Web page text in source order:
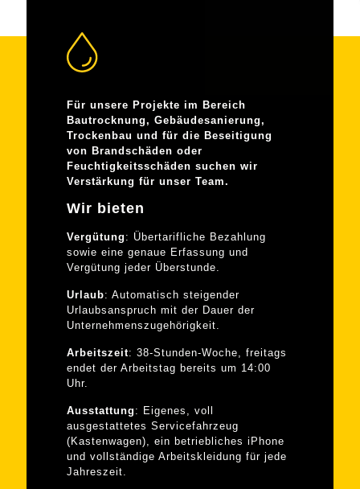
Für unsere Projekte im Bereich
Bautrocknung, Gebäudesanierung,
Trockenbau und für die Beseitigung
von Brandschäden oder
Feuchtigkeitsschäden suchen wir
Verstärkung für unser Team.
Wir bieten
Vergütung : Übertarifliche Bezahlung
sowie eine genaue Erfassung und
Vergütung jeder Überstunde.
Urlaub: Automatisch steigender
Urlaubsanspruch mit der Dauer der
Unternehmenszugehörigkeit.
Arbeitszeit: 38-Stunden-Woche, freitags
endet der Arbeitstag bereits um 14:00
Uhr.
Ausstattung : Eigenes, voll
ausgestattetes Servicefahrzeug
(Kastenwagen), ein betriebliches iPhone
und vollständige Arbeitskleidung für jede
Jahreszeit.